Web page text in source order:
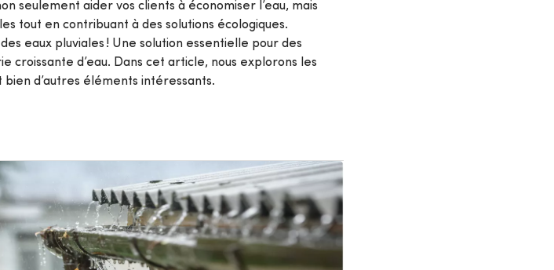
seulement aider vos clients à économiser l’eau, mais
tout en contribuant à des solutions écologiques.
eaux pluviales ! Une solution essentielle pour des
croissante d’eau. Dans cet article, nous explorons les
d’autres éléments intéressants.